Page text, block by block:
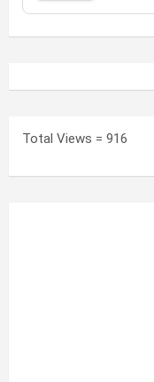
Total Views = 916